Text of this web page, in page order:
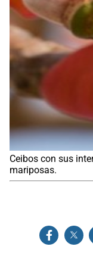
Ceibos con sus
mariposas.